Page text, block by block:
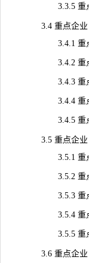
3.3.5 重点企
3.4 重点企业
3.4.1 重点企
3.4.2 重点企
3.4.3 重点企
3.4.4 重点企
3.4.5 重点企
3.5 重点企业
3.5.1 重点企
3.5.2 重点企
3.5.3 重点企
3.5.4 重点企
3.5.5 重点企
3.6 重点企业